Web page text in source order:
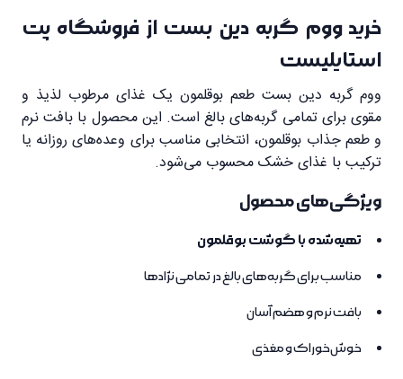
خرید ووم گربه دین بست از فروشگاه پت
استایلیست
ووم گربه دین بست طعم بوقلمون یک غذای مرطوب لذیذ و
مقوی برای تمامی گربه‌های بالغ است. این محصول با بافت نرم
و طعم جذاب بوقلمون، انتخابی مناسب برای وعده‌های روزانه یا
ترکیب با غذای خشک محسوب می‌شود.
ویژگی‌های محصول
تهیه‌شده با گوشت بوقلمون
مناسب برای گربه‌های بالغ در تمامی نژادها
بافت نرم و هضم آسان
خوش‌خوراک و مغذی